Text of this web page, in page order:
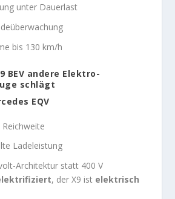
unter Dauerlast
bis 130 km/h
BEV andere Elektro-
schlägt
EQV
Ladeleistung
Architektur statt 400 V
, der X9 ist elektrisch